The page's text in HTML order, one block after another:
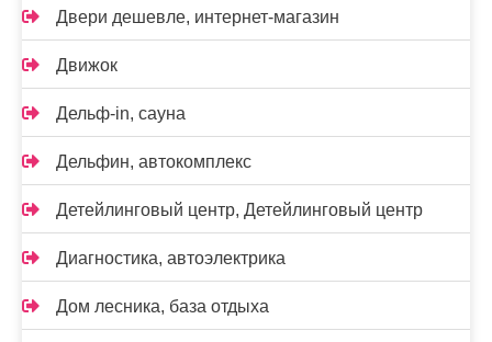
Двери дешевле, интернет-магазин
Движок
Дельф-in, сауна
Дельфин, автокомплекс
Детейлинговый центр, Детейлинговый центр
Диагностика, автоэлектрика
Дом лесника, база отдыха